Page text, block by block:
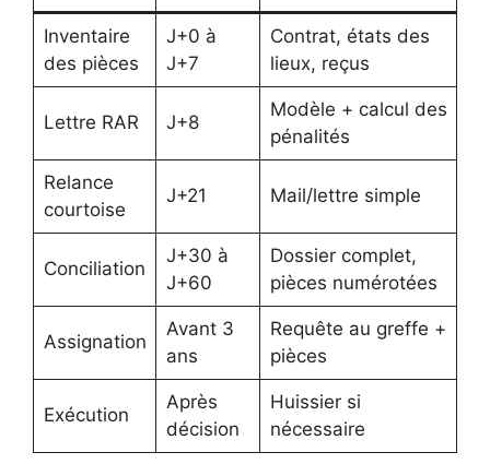
Inventaire
des pièces
J+0 à
J+7
Contrat, états des
lieux, reçus
Lettre RAR J+8
Modèle + calcul des
pénalités
Relance
courtoise
J+21 Mail/lettre simple
Conciliation
J+30 à
J+60
Dossier complet,
pièces numérotées
Assignation
Avant 3
ans
Requête au greffe +
pièces
Exécution
Après
décision
Huissier si
nécessaire